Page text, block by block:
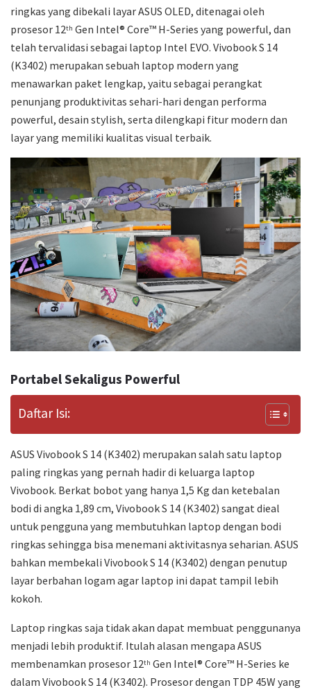
ringkas yang dibekali layar ASUS OLED, ditenagai oleh
prosesor 12th Gen Intel® Core™ H-Series yang powerful, dan
telah tervalidasi sebagai laptop Intel EVO. Vivobook S 14
(K3402) merupakan sebuah laptop modern yang
menawarkan paket lengkap, yaitu sebagai perangkat
penunjang produktivitas sehari-hari dengan performa
powerful, desain stylish, serta dilengkapi fitur modern dan
layar yang memiliki kualitas visual terbaik.
Portabel Sekaligus Powerful
Daftar Isi:
ASUS Vivobook S 14 (K3402) merupakan salah satu laptop
paling ringkas yang pernah hadir di keluarga laptop
Vivobook. Berkat bobot yang hanya 1,5 Kg dan ketebalan
bodi di angka 1,89 cm, Vivobook S 14 (K3402) sangat dieal
untuk pengguna yang membutuhkan laptop dengan bodi
ringkas sehingga bisa menemani aktivitasnya seharian. ASUS
bahkan membekali Vivobook S 14 (K3402) dengan penutup
layar berbahan logam agar laptop ini dapat tampil lebih
kokoh.
Laptop ringkas saja tidak akan dapat membuat penggunanya
menjadi lebih produktif. Itulah alasan mengapa ASUS
membenamkan prosesor 12th Gen Intel® Core™ H-Series ke
dalam Vivobook S 14 (K3402). Prosesor dengan TDP 45W yang